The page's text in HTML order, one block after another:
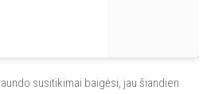
susitikimai baigėsi, jau šiandien